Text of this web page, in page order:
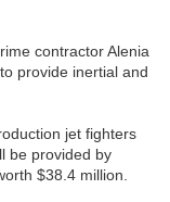
contractor Alenia
provide inertial and
jet fighters
be provided by
$38.4 million.